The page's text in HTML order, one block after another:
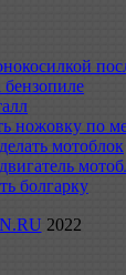
ножовку по
мотоблок
болгарку
2022